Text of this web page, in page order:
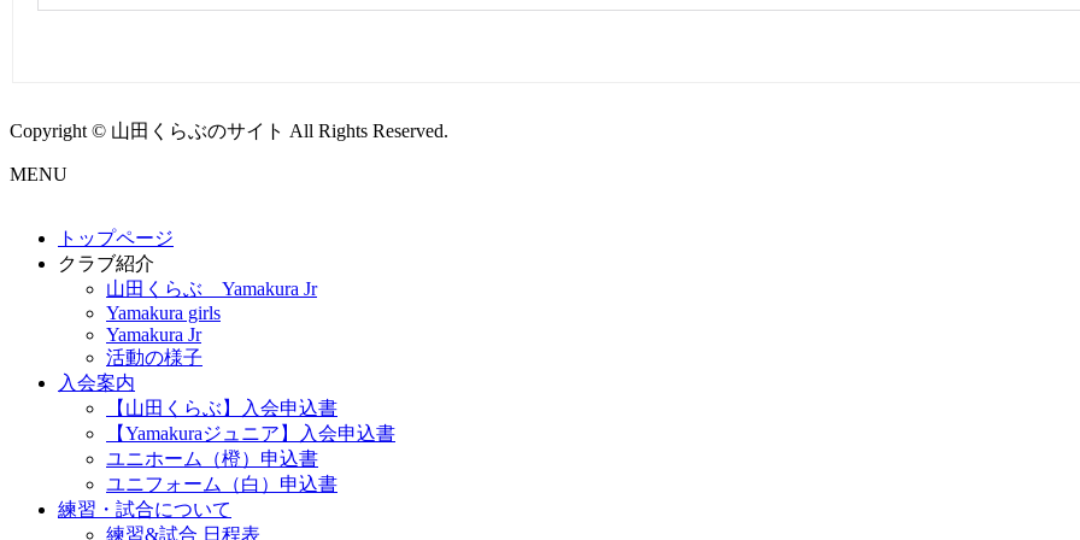
Copyright © 山田くらぶのサイト All Rights Reserved.
MENU
トップページ
クラブ紹介
山田くらぶ Yamakura Jr
Yamakura girls
Yamakura Jr
活動の様子
入会案内
【山田くらぶ】入会申込書
【Yamakuraジュニア】入会申込書
ユニホーム（橙）申込書
ユニフォーム（白）申込書
練習・試合について
練習&試合 日程表